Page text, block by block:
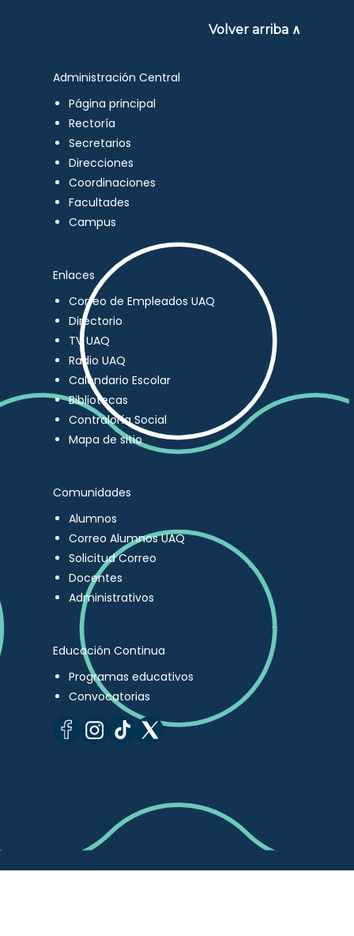
Volver arriba ∧
Administración Central
Página principal
Rectoría
Secretarios
Direcciones
Coordinaciones
Facultades
Campus
Enlaces
Correo de Empleados UAQ
Directorio
TV UAQ
Radio UAQ
Calendario Escolar
Bibliotecas
Contraloría Social
Mapa de sitio
Comunidades
Alumnos
Correo Alumnos UAQ
Solicitud Correo
Docentes
Administrativos
Educación Continua
Programas educativos
Convocatorias